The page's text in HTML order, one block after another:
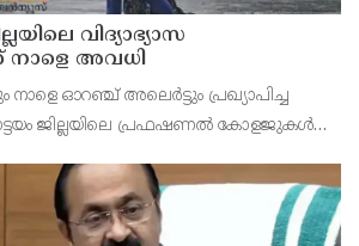
വിദ്യാഭ്യാസ
നാളെ അവധി
ഓറഞ്ച് അലെർട്ടും പ്രഖ്യാപിച്ച
ജില്ലയിലെ പ്രഫഷണൽ കോളജുകൾ
ചേതൻ കുമാർ മീ